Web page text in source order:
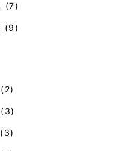
(7)
(9)
(2)
(3)
(3)